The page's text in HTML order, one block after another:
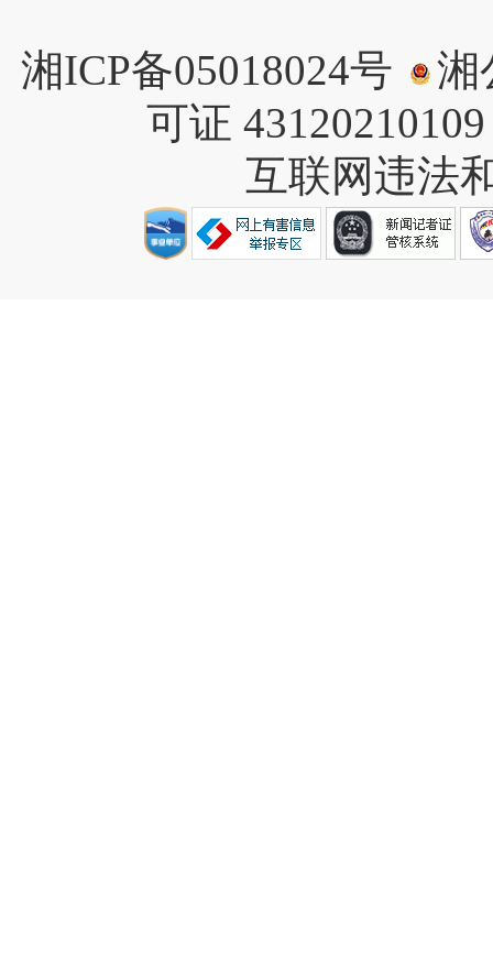
湘ICP备05018024号
湘
可证
互联网违法